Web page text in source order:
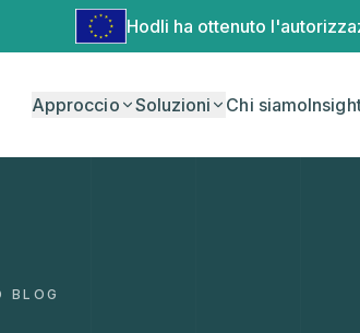
Hodli ha ottenuto
Approccio Soluzioni Chi siamo
BLOG